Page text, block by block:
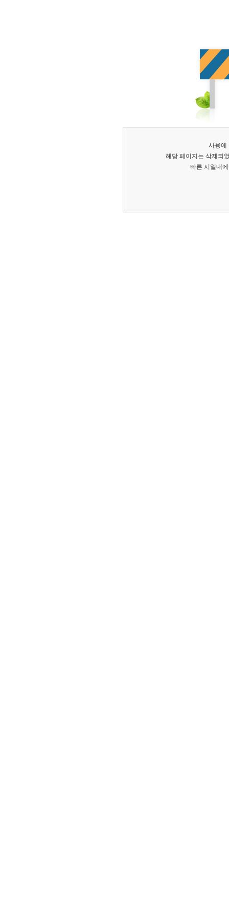
사용에
해당 페이지는 삭제되
빠른 시일내